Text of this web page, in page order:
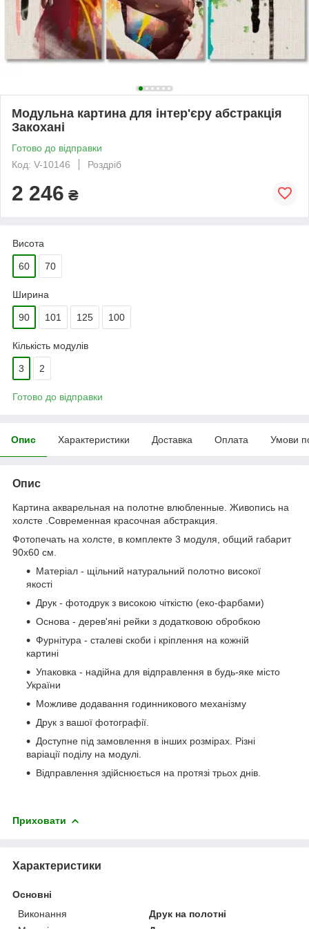
Модульна картина для інтер'єру абстракція
Закохані
Готово до відправки
Код: V-10146
Роздріб
2 246 ₴
Висота
60 70
Ширина
90 101 125 100
Кількість модулів
3 2
Готово до відправки
Опис Характеристики Доставка Оплата Умови
Опис
Картина акварельная на полотне влюбленные. Живопись на
холсте .Современная красочная абстракция.
Фотопечать на холсте, в комплекте 3 модуля, общий габарит
90x60 см.
Матеріал - щільний натуральний полотно високої
якості
Друк - фотодрук з високою чіткістю (еко-фарбами)
Основа - дерев'яні рейки з додатковою обробкою
Фурнітура - сталеві скоби і кріплення на кожній
картині
Упаковка - надійна для відправлення в будь-яке місто
України
Можливе додавання годинникового механізму
Друк з вашої фотографії.
Доступне під замовлення в інших розмірах. Різні
варіації поділу на модулі.
Відправлення здійснюється на протязі трьох днів.
Приховати
Характеристики
Основні
Виконання
Друк на полотні